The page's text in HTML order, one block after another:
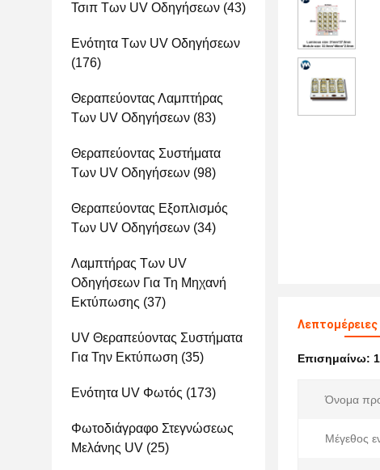
Τσιπ Των UV Οδηγήσεων (43)
Ενότητα Των UV Οδηγήσεων
(176)
Θεραπεύοντας Λαμπτήρας
Των UV Οδηγήσεων (83)
Θεραπεύοντας Συστήματα
Των UV Οδηγήσεων (98)
Θεραπεύοντας Εξοπλισμός
Των UV Οδηγήσεων (34)
Λαμπτήρας Των UV
Οδηγήσεων Για Τη Μηχανή
Εκτύπωσης (37)
UV Θεραπεύοντας Συστήματα
Για Την Εκτύπωση (35)
Ενότητα UV Φωτός (173)
Φωτοδιάγραφο Στεγνώσεως
Μελάνης UV (25)
Επισημαίνω:
Όνομα
Μέγεθος